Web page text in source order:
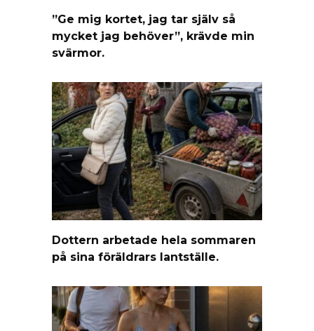
”Ge mig kortet, jag tar själv så
mycket jag behöver”, krävde min
svärmor.
Dottern arbetade hela sommaren
på sina föräldrars lantställe.